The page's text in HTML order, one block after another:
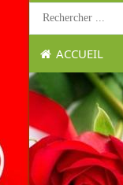
ACCUEIL